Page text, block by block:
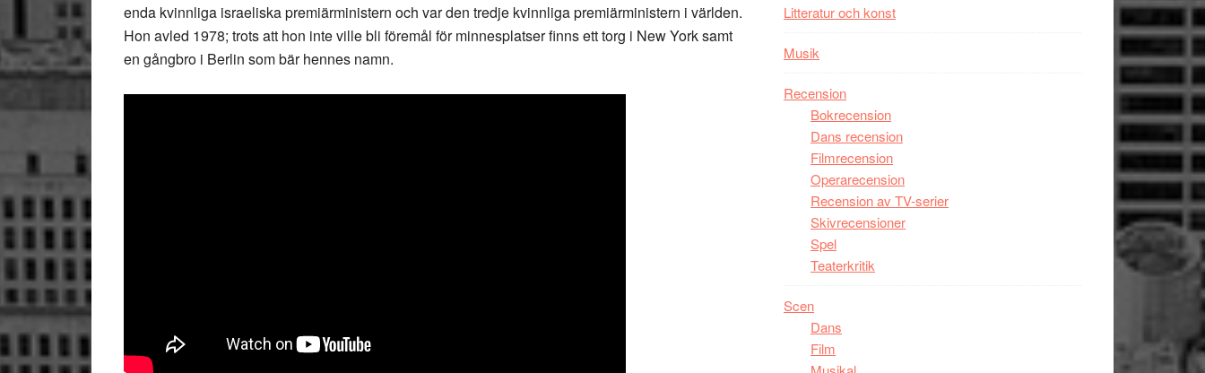
enda kvinnliga israeliska premiärministern och var den tredje kvinnliga premiärministern i världen.
Hon avled 1978; trots att hon inte ville bli föremål för minnesplatser finns ett torg i New York samt
en gångbro i Berlin som bär hennes namn.
Litteratur och konst
Musik
Recension
Bokrecension
Dans recension
Filmrecension
Operarecension
Recension av TV-serier
Skivrecensioner
Spel
Teaterkritik
Scen
Dans
Film